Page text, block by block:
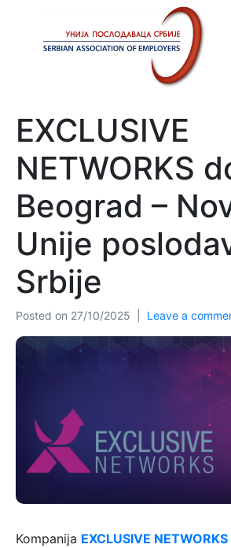
EXCLUSIVE
NETWORKS
Beograd –
Unije
Srbije
Posted on 27/10/2025 Leave a
Kompanija EXCLUSIVE